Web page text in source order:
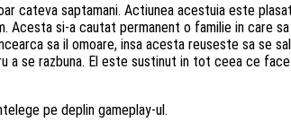
cateva saptamani. Actiunea acestuia este
si-a cautat permanent o familie in care
sa il omoare, insa acesta reuseste sa se
se razbuna. El este sustinut in tot ceea ce
pe deplin gameplay-ul.